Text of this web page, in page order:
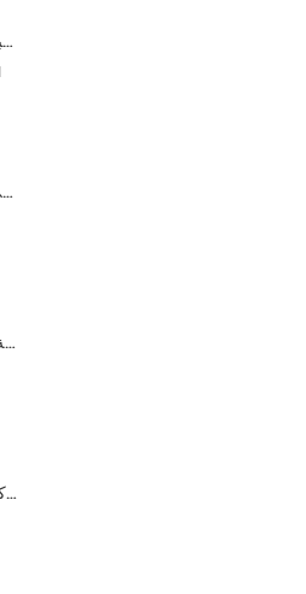
توريد المصنع لبنات / طوب يوجا الفلين الطبيعي المطبوع الخاص بالمصنع
كتل اليوغا الطبيعية من الفلين 4 × 6 × 9 بوصة ، الطوب الطبيعي غير القابل للانزلاق بالجملة
2018 أزياء المطاط الطبيعي مخصص مطبوعة اليوغا الحصير بالجملة
نمط جديد 72 بوصة × 32 بوصة غير سام ، بدون لاتكس ، بدون بولي كلوريد الفينيل - حصيرة اليوغا TPE 100٪